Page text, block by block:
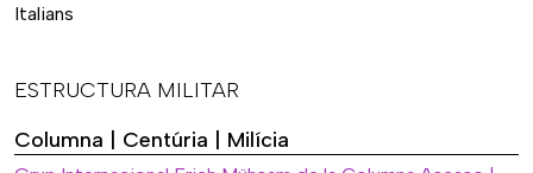
Italians
ESTRUCTURA MILITAR
Columna | Centúria | Milícia